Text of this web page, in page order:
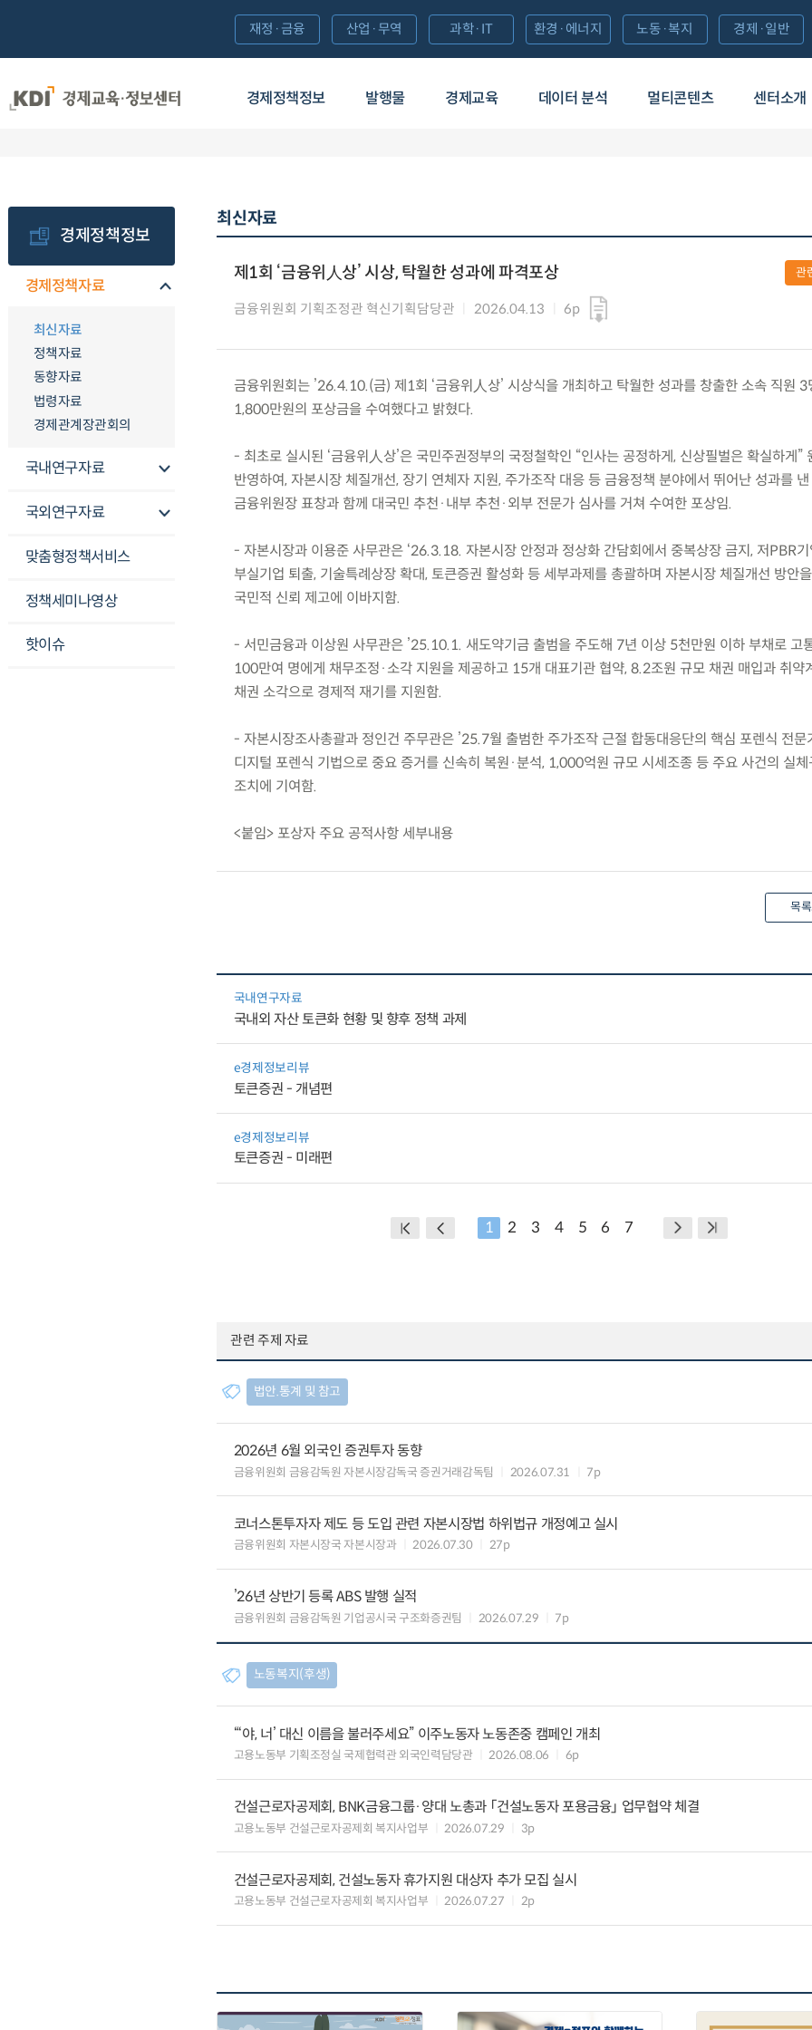
경제정책정보 발행물 경제교육 데이터 분석 멀티콘텐츠 센터소개
재정·금융 산업·무역 과학·IT 환경·에너지 노동·복지 경제·일반
경제정책정보
경제정책자료
최신자료
정책자료
동향자료
법령자료
경제관계장관회의
국내연구자료
국외연구자료
맞춤형정책서비스
정책세미나영상
핫이슈
최신자료
제1회 ‘금융위人상’ 시상, 탁월한 성과에 파격포상
금융위원회 기획조정관 혁신기획담당관 2026.04.13 6p
관
금융위원회는 ’26.4.10.(금) 제1회 ‘금융위人상’ 시상식을 개최하고 탁월한 성과를 창출한 소속 직원 3
1,800만원의 포상금을 수여했다고 밝혔다.
- 최초로 실시된 ‘금융위人상’은 국민주권정부의 국정철학인 “인사는 공정하게, 신상필벌은 확실하게”
반영하여, 자본시장 체질개선, 장기 연체자 지원, 주가조작 대응 등 금융정책 분야에서 뛰어난 성과를
금융위원장 표창과 함께 대국민 추천·내부 추천·외부 전문가 심사를 거쳐 수여한 포상임.
- 자본시장과 이용준 사무관은 ‘26.3.18. 자본시장 안정과 정상화 간담회에서 중복상장 금지, 저PBR
부실기업 퇴출, 기술특례상장 확대, 토큰증권 활성화 등 세부과제를 총괄하며 자본시장 체질개선 방안
국민적 신뢰 제고에 이바지함.
- 서민금융과 이상원 사무관은 ’25.10.1. 새도약기금 출범을 주도해 7년 이상 5천만원 이하 부채로 고
100만여 명에게 채무조정·소각 지원을 제공하고 15개 대표기관 협약, 8.2조원 규모 채권 매입과 취약
채권 소각으로 경제적 재기를 지원함.
- 자본시장조사총괄과 정인건 주무관은 ’25.7월 출범한 주가조작 근절 합동대응단의 핵심 포렌식 전문
디지털 포렌식 기법으로 중요 증거를 신속히 복원·분석, 1,000억원 규모 시세조종 등 주요 사건의 실
조치에 기여함.
<붙임> 포상자 주요 공적사항 세부내용
목
국내연구자료
국내외 자산 토큰화 현황 및 향후 정책 과제
e경제정보리뷰
토큰증권 - 개념편
e경제정보리뷰
토큰증권 - 미래편
1 2 3 4 5 6 7
관련 주제 자료
법안.통계 및 참고
2026년 6월 외국인 증권투자 동향
금융위원회 금융감독원 자본시장감독국 증권거래감독팀 2026.07.31 7p
코너스톤투자자 제도 등 도입 관련 자본시장법 하위법규 개정예고 실시
금융위원회 자본시장국 자본시장과 2026.07.30 27p
’26년 상반기 등록 ABS 발행 실적
금융위원회 금융감독원 기업공시국 구조화증권팀 2026.07.29 7p
노동복지(후생)
“‘야, 너’ 대신 이름을 불러주세요” 이주노동자 노동존중 캠페인 개최
고용노동부 기획조정실 국제협력관 외국인력담당관 2026.08.06 6p
건설근로자공제회, BNK금융그룹·양대 노총과 「건설노동자 포용금융」 업무협약 체결
고용노동부 건설근로자공제회 복지사업부 2026.07.29 3p
건설근로자공제회, 건설노동자 휴가지원 대상자 추가 모집 실시
고용노동부 건설근로자공제회 복지사업부 2026.07.27 2p